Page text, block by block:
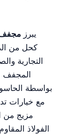
يبرز
التجارية
المجفف
بواسطة
مع خيارات
مزيج من
الفولاذ